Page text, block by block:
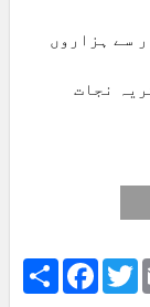
سے ہزاروں
نجات
Share